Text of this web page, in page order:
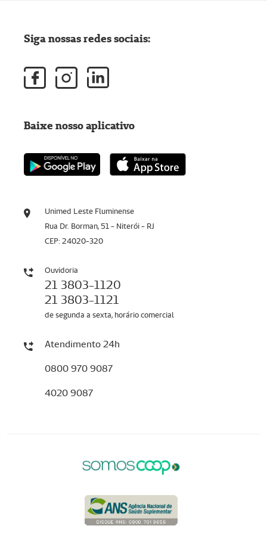
Unimed Leste Fluminense
Rua Dr. Borman, 51 - Niterói - RJ
CEP: 24020-320
Ouvidoria
21 3803-1120
21 3803-1121
de segunda a sexta, horário comercial
Atendimento 24h
0800 970 9087
4020 9087
Siga nossas redes sociais:
Baixe nosso aplicativo